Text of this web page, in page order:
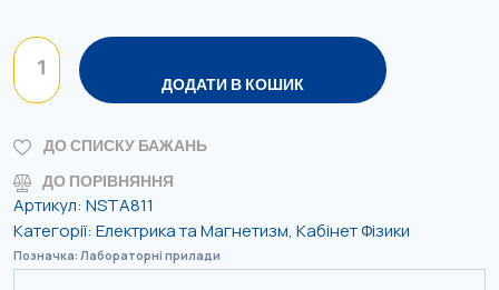
ДОДАТИ В КОШИК
ДО СПИСКУ БАЖАНЬ
ДО ПОРІВНЯННЯ
Артикул: NSTA811
Категорії: Електрика та Магнетизм, Кабінет Фізики
Позначка: Лабораторні прилади